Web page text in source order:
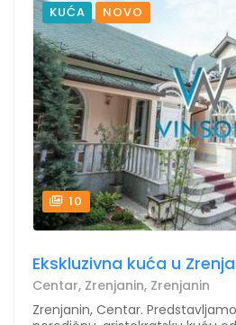
KUĆA NOVO
10
Ekskluzivna kuća u
Centar, Zrenjanin, Zrenjanin
Zrenjanin, Centar.